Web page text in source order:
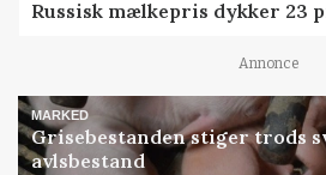
Russisk mælkepris dykker 23
Annonce
MARKED
Grisebestanden stiger trods
avlsbestand